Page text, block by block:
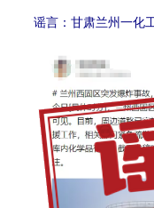
谣言：甘肃兰州一化